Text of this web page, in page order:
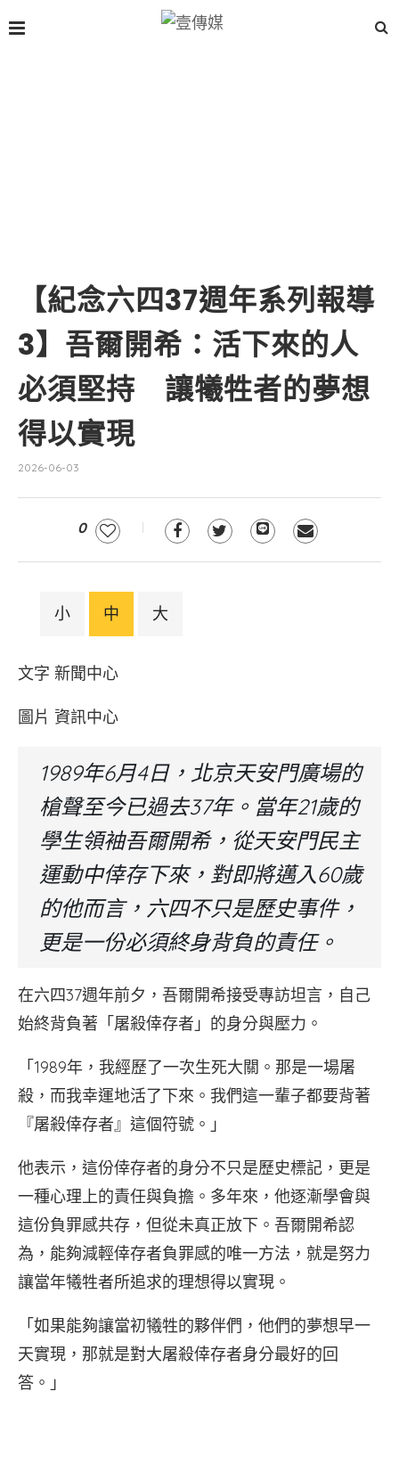
【紀念六四37週年系列報導
3】吾爾開希：活下來的人
必須堅持 讓犧牲者的夢想
得以實現
2026-06-03
0
小 中 大
文字 新聞中心
圖片 資訊中心
1989年6月4日，北京天安門廣場的
槍聲至今已過去37年。當年21歲的
學生領袖吾爾開希，從天安門民主
運動中倖存下來，對即將邁入60歲
的他而言，六四不只是歷史事件，
更是一份必須終身背負的責任。
在六四37週年前夕，吾爾開希接受專訪坦言，自己
始終背負著「屠殺倖存者」的身分與壓力。
「1989年，我經歷了一次生死大關。那是一場屠
殺，而我幸運地活了下來。我們這一輩子都要背著
『屠殺倖存者』這個符號。」
他表示，這份倖存者的身分不只是歷史標記，更是
一種心理上的責任與負擔。多年來，他逐漸學會與
這份負罪感共存，但從未真正放下。吾爾開希認
為，能夠減輕倖存者負罪感的唯一方法，就是努力
讓當年犧牲者所追求的理想得以實現。
「如果能夠讓當初犧牲的夥伴們，他們的夢想早一
天實現，那就是對大屠殺倖存者身分最好的回
答。」